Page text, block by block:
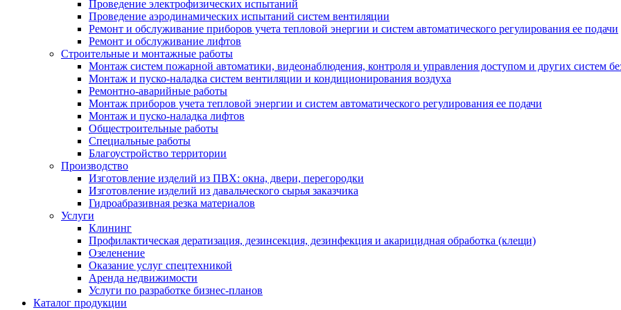
Проведение электрофизических испытаний
Проведение аэродинамических испытаний систем вентиляции
Ремонт и обслуживание приборов учета тепловой энергии и систем автоматического регулирования ее подачи
Ремонт и обслуживание лифтов
Строительные и монтажные работы
Монтаж систем пожарной автоматики, видеонаблюдения, контроля и управления доступом и других систем
Монтаж и пуско-наладка систем вентиляции и кондиционирования воздуха
Ремонтно-аварийные работы
Монтаж приборов учета тепловой энергии и систем автоматического регулирования ее подачи
Монтаж и пуско-наладка лифтов
Общестроительные работы
Специальные работы
Благоустройство территории
Производство
Изготовление изделий из ПВХ: окна, двери, перегородки
Изготовление изделий из давальческого сырья заказчика
Гидроабразивная резка материалов
Услуги
Клининг
Профилактическая дератизация, дезинсекция, дезинфекция и акарицидная обработка (клещи)
Озеленение
Оказание услуг спецтехникой
Аренда недвижимости
Услуги по разработке бизнес-планов
Каталог продукции